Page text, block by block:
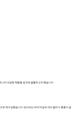
나의 아담한 체험형 공간에 결합하고자 했습니다.
로 재구성했습니다. 반사되는 바닥 마감과 여러 컬러가 층층이 겹